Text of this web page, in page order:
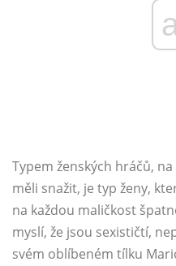
Typem ženských hráčů,
měli snažit, je typ ženy,
na každou maličkost
myslí, že jsou sexističtí,
svém oblíbeném tílku